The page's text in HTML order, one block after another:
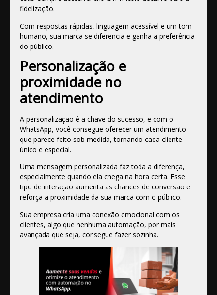
fidelização.
Com respostas rápidas, linguagem acessível e um tom
humano, sua marca se diferencia e ganha a preferência
do público.
Personalização e
proximidade no
atendimento
A personalização é a chave do sucesso, e com o
WhatsApp, você consegue oferecer um atendimento
que parece feito sob medida, tornando cada cliente
único e especial.
Uma mensagem personalizada faz toda a diferença,
especialmente quando ela chega na hora certa. Esse
tipo de interação aumenta as chances de conversão e
reforça a proximidade da sua marca com o público.
Sua empresa cria uma conexão emocional com os
clientes, algo que nenhuma automação, por mais
avançada que seja, consegue fazer sozinha.